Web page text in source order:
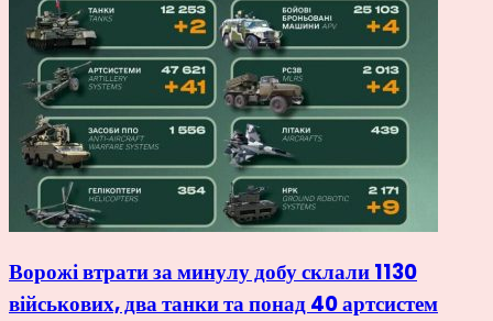
Ворожі втрати за минулу добу склали 1130
військових, два танки та понад 40 артсистем